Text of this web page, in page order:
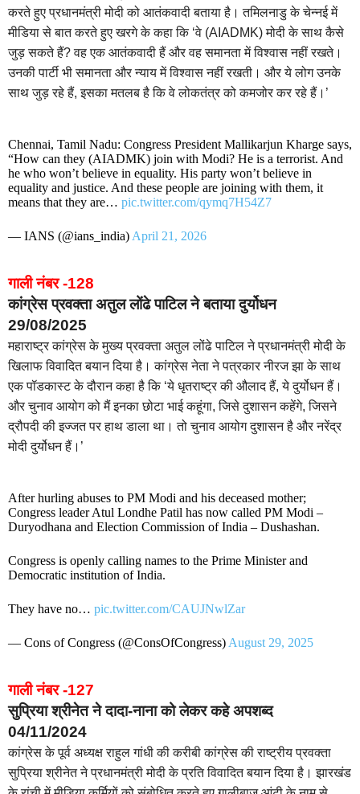
करते हुए प्रधानमंत्री मोदी को आतंकवादी बताया है। तमिलनाडु के चेन्नई में
मीडिया से बात करते हुए खरगे के कहा कि ‘वे (AIADMK) मोदी के साथ कैसे
जुड़ सकते हैं? वह एक आतंकवादी हैं और वह समानता में विश्वास नहीं रखते।
उनकी पार्टी भी समानता और न्याय में विश्वास नहीं रखती। और ये लोग उनके
साथ जुड़ रहे हैं, इसका मतलब है कि वे लोकतंत्र को कमजोर कर रहे हैं।’
Chennai, Tamil Nadu: Congress President Mallikarjun Kharge says,
“How can they (AIADMK) join with Modi? He is a terrorist. And
he who won’t believe in equality. His party won’t believe in
equality and justice. And these people are joining with them, it
means that they are… pic.twitter.com/qymq7H54Z7
— IANS (@ians_india) April 21, 2026
गाली नंबर -128
कांग्रेस प्रवक्ता अतुल लोंढे पाटिल ने बताया दुर्योधन
29/08/2025
महाराष्ट्र कांग्रेस के मुख्य प्रवक्ता अतुल लोंढे पाटिल ने प्रधानमंत्री मोदी के
खिलाफ विवादित बयान दिया है। कांग्रेस नेता ने पत्रकार नीरज झा के साथ
एक पॉडकास्ट के दौरान कहा है कि ‘ये धृतराष्ट्र की औलाद हैं, ये दुर्योधन हैं।
और चुनाव आयोग को मैं इनका छोटा भाई कहूंगा, जिसे दुशासन कहेंगे, जिसने
द्रौपदी की इज्जत पर हाथ डाला था। तो चुनाव आयोग दुशासन है और नरेंद्र
मोदी दुर्योधन हैं।’
After hurling abuses to PM Modi and his deceased mother;
Congress leader Atul Londhe Patil has now called PM Modi –
Duryodhana and Election Commission of India – Dushashan.
Congress is openly calling names to the Prime Minister and
Democratic institution of India.
They have no… pic.twitter.com/CAUJNwlZar
— Cons of Congress (@ConsOfCongress) August 29, 2025
गाली नंबर -127
सुप्रिया श्रीनेत ने दादा-नाना को लेकर कहे अपशब्द
04/11/2024
कांग्रेस के पूर्व अध्यक्ष राहुल गांधी की करीबी कांग्रेस की राष्ट्रीय प्रवक्ता
सुप्रिया श्रीनेत ने प्रधानमंत्री मोदी के प्रति विवादित बयान दिया है। झारखंड